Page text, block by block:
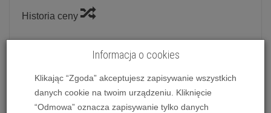
Historia ceny
Ilość:
1 699,00 zł/ szt.
dodaj do koszyka
Informacja o cookies
Klikając “Zgoda” akceptujesz zapisywanie wszystkich
danych cookie na twoim urządzeniu. Kliknięcie
“Odmowa” oznacza zapisywanie tylko danych